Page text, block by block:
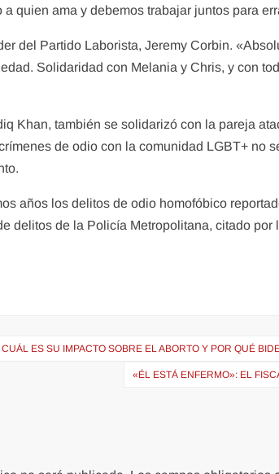
a quien ama y debemos trabajar juntos para
del Partido Laborista, Jeremy Corbin.
Solidaridad con Melania y Chris, y con
Khan, también se solidarizó con la pareja
de odio con la comunidad LGBT+ no
años los delitos de odio homofóbico
delitos de la Policía Metropolitana, citado por
ES SU IMPACTO SOBRE EL ABORTO Y POR QUÉ
«ÉL ESTÁ ENFERMO»: EL